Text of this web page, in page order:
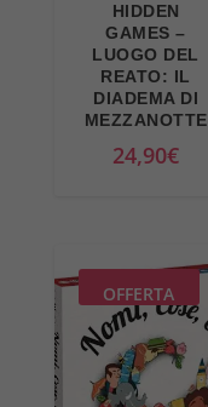
HIDDEN
GAMES –
LUOGO DEL
REATO: IL
DIADEMA DI
MEZZANOTTE
24,90€
OFFERTA